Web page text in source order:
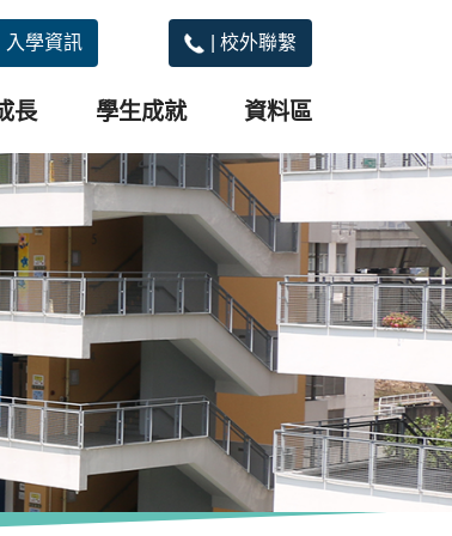
入學資訊 校外聯繫
長 學生成就 資料區